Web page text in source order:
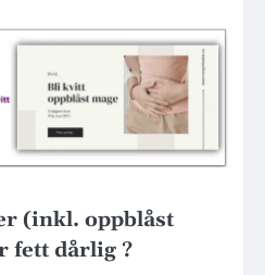
(inkl. oppblåst
fett dårlig ?